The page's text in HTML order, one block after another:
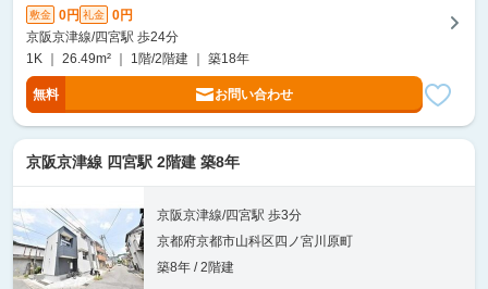
敷金 0円 礼金
0円
京阪京津線/四宮駅 歩24分
1K ｜ 26.49m² ｜ 1階/2階建 ｜ 築18年
無料 お問い合わせ
京阪京津線 四宮駅 2階建 築8年
京阪京津線/四宮駅 歩3分
京都府京都市山科区四ノ宮川原町
築8年 / 2階建